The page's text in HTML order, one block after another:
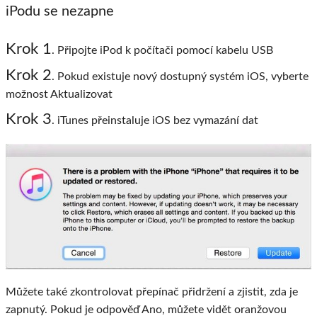
iPodu se nezapne
Krok 1. Připojte iPod k počítači pomocí kabelu USB
Krok 2. Pokud existuje nový dostupný systém iOS, vyberte
možnost Aktualizovat
Krok 3. iTunes přeinstaluje iOS bez vymazání dat
Můžete také zkontrolovat přepínač přidržení a zjistit, zda je
zapnutý. Pokud je odpověď Ano, můžete vidět oranžovou